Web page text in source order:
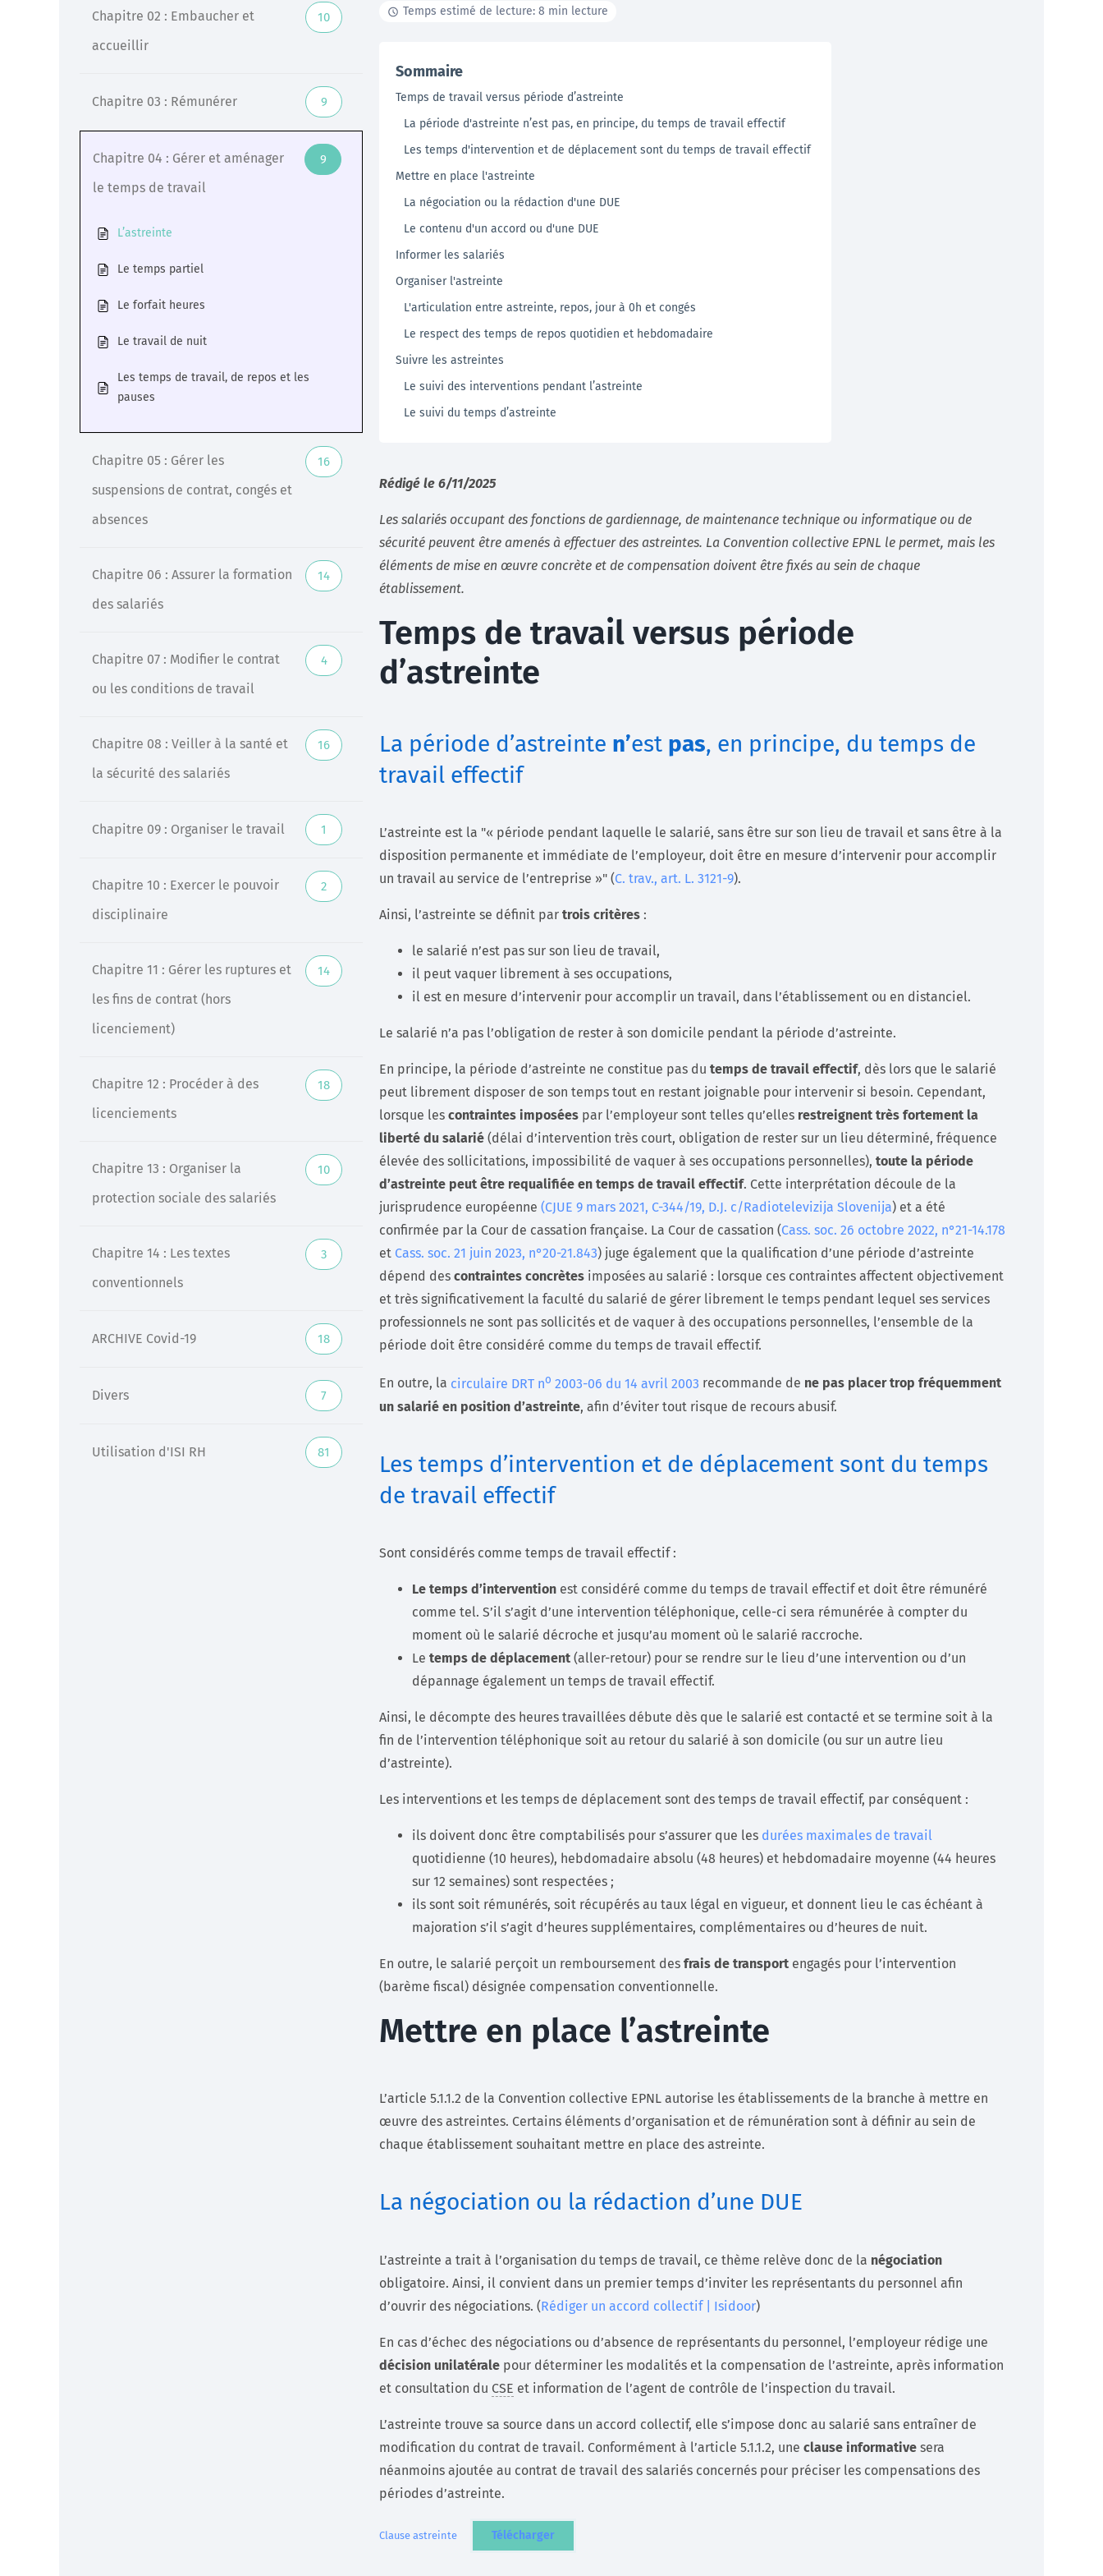
d’experts
En savoir +
Tutoriels, ressources documentaires, webinar en
replay …
En savoir +
Chapitre 02 : Embaucher et
accueillir
10
Chapitre 03 : Rémunérer 9
Chapitre 04 : Gérer et aménager
le temps de travail
9
L’astreinte
Le temps partiel
Le forfait heures
Le travail de nuit
Les temps de travail, de repos et les
pauses
Chapitre 05 : Gérer les
suspensions de contrat, congés et
absences
16
Chapitre 06 : Assurer la formation
des salariés
14
Chapitre 07 : Modifier le contrat
ou les conditions de travail
4
Chapitre 08 : Veiller à la santé et
la sécurité des salariés
16
Chapitre 09 : Organiser le travail 1
Chapitre 10 : Exercer le pouvoir
disciplinaire
2
Chapitre 11 : Gérer les ruptures et
les fins de contrat (hors
licenciement)
14
Chapitre 12 : Procéder à des
licenciements
18
Chapitre 13 : Organiser la
protection sociale des salariés
10
Chapitre 14 : Les textes
conventionnels
3
ARCHIVE Covid-19 18
Divers 7
Utilisation d'ISI RH 81
Temps estimé de lecture: 8 min lecture
Sommaire
Temps de travail versus période d’astreinte
La période d'astreinte n’est pas, en principe, du temps de travail effectif
Les temps d'intervention et de déplacement sont du temps de travail effectif
Mettre en place l'astreinte
La négociation ou la rédaction d'une DUE
Le contenu d'un accord ou d'une DUE
Informer les salariés
Organiser l'astreinte
L'articulation entre astreinte, repos, jour à 0h et congés
Le respect des temps de repos quotidien et hebdomadaire
Suivre les astreintes
Le suivi des interventions pendant l’astreinte
Le suivi du temps d’astreinte
Rédigé le 6/11/2025
Les salariés occupant des fonctions de gardiennage, de maintenance technique ou informatique ou de
sécurité peuvent être amenés à effectuer des astreintes. La Convention collective EPNL le permet, mais les
éléments de mise en œuvre concrète et de compensation doivent être fixés au sein de chaque
établissement.
Temps de travail versus période
d’astreinte
La période d’astreinte n’est pas, en principe, du temps de
travail effectif
L’astreinte est la
« période pendant laquelle le salarié, sans être sur son lieu de travail et sans être à la
disposition permanente et immédiate de l’employeur, doit être en mesure d’intervenir pour accomplir
un travail au service de l’entreprise » (C. trav., art. L. 3121-9).
Ainsi, l’astreinte se définit par trois critères :
le salarié n’est pas sur son lieu de travail,
il peut vaquer librement à ses occupations,
il est en mesure d’intervenir pour accomplir un travail, dans l’établissement ou en distanciel.
Le salarié n’a pas l’obligation de rester à son domicile pendant la période d’astreinte.
En principe, la période d’astreinte ne constitue pas du temps de travail effectif, dès lors que le salarié
peut librement disposer de son temps tout en restant joignable pour intervenir si besoin. Cependant,
lorsque les contraintes imposées par l’employeur sont telles qu’elles restreignent très fortement la
liberté du salarié (délai d’intervention très court, obligation de rester sur un lieu déterminé, fréquence
élevée des sollicitations, impossibilité de vaquer à ses occupations personnelles), toute la période
d’astreinte peut être requalifiée en temps de travail effectif. Cette interprétation découle de la
jurisprudence européenne (CJUE 9 mars 2021, C-344/19, D.J. c/Radiotelevizija Slovenija) et a été
confirmée par la Cour de cassation française. La Cour de cassation (Cass. soc. 26 octobre 2022, n°21-14.178
et Cass. soc. 21 juin 2023, n°20-21.843) juge également que la qualification d’une période d’astreinte
dépend des contraintes concrètes imposées au salarié : lorsque ces contraintes affectent objectivement
et très significativement la faculté du salarié de gérer librement le temps pendant lequel ses services
professionnels ne sont pas sollicités et de vaquer à des occupations personnelles, l’ensemble de la
période doit être considéré comme du temps de travail effectif.
En outre, la circulaire DRT no 2003-06 du 14 avril 2003 recommande de ne pas placer trop fréquemment
un salarié en position d’astreinte, afin d’éviter tout risque de recours abusif.
Les temps d’intervention et de déplacement sont du temps
de travail effectif
Sont considérés comme temps de travail effectif :
Le temps d’intervention est considéré comme du temps de travail effectif et doit être rémunéré
comme tel. S’il s’agit d’une intervention téléphonique, celle-ci sera rémunérée à compter du
moment où le salarié décroche et jusqu’au moment où le salarié raccroche.
Le temps de déplacement (aller-retour) pour se rendre sur le lieu d’une intervention ou d’un
dépannage également un temps de travail effectif.
Ainsi, le décompte des heures travaillées débute dès que le salarié est contacté et se termine soit à la
fin de l’intervention téléphonique soit au retour du salarié à son domicile (ou sur un autre lieu
d’astreinte).
Les interventions et les temps de déplacement sont des temps de travail effectif, par conséquent :
ils doivent donc être comptabilisés pour s’assurer que les durées maximales de travail
quotidienne (10 heures), hebdomadaire absolu (48 heures) et hebdomadaire moyenne (44 heures
sur 12 semaines) sont respectées ;
ils sont soit rémunérés, soit récupérés au taux légal en vigueur, et donnent lieu le cas échéant à
majoration s’il s’agit d’heures supplémentaires, complémentaires ou d’heures de nuit.
En outre, le salarié perçoit un remboursement des frais de transport engagés pour l’intervention
(barème fiscal) désignée compensation conventionnelle.
Mettre en place l’astreinte
L’article 5.1.1.2 de la Convention collective EPNL autorise les établissements de la branche à mettre en
œuvre des astreintes. Certains éléments d’organisation et de rémunération sont à définir au sein de
chaque établissement souhaitant mettre en place des astreinte.
La négociation ou la rédaction d’une DUE
L’astreinte a trait à l’organisation du temps de travail, ce thème relève donc de la négociation
obligatoire. Ainsi, il convient dans un premier temps d’inviter les représentants du personnel afin
d’ouvrir des négociations. (Rédiger un accord collectif | Isidoor)
En cas d’échec des négociations ou d’absence de représentants du personnel, l’employeur rédige une
décision unilatérale pour déterminer les modalités et la compensation de l’astreinte, après information
et consultation du CSE et information de l’agent de contrôle de l’inspection du travail.
L’astreinte trouve sa source dans un accord collectif, elle s’impose donc au salarié sans entraîner de
modification du contrat de travail. Conformément à l’article 5.1.1.2, une clause informative sera
néanmoins ajoutée au contrat de travail des salariés concernés pour préciser les compensations des
périodes d’astreinte.
Clause astreinte Télécharger